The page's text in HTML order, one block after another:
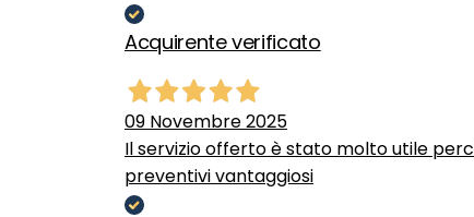
Acquirente verificato
09 Novembre 2025
Il servizio offerto è stato molto utile
preventivi vantaggiosi